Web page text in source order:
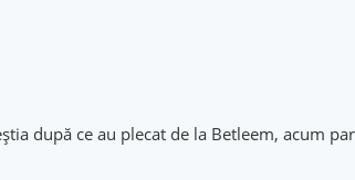
după ce au plecat de la Betleem, acum